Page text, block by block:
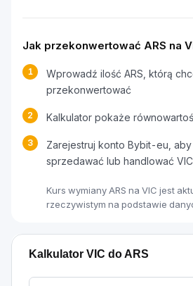
Jak przekonwertować ARS na
1
Wprowadź ilość ARS, którą
przekonwertować
2 Kalkulator pokaże
3
Zarejestruj konto Bybit-eu, aby
sprzedawać lub handlować VIC
Kurs wymiany ARS na VIC jest
rzeczywistym na podstawie
Kalkulator VIC do ARS